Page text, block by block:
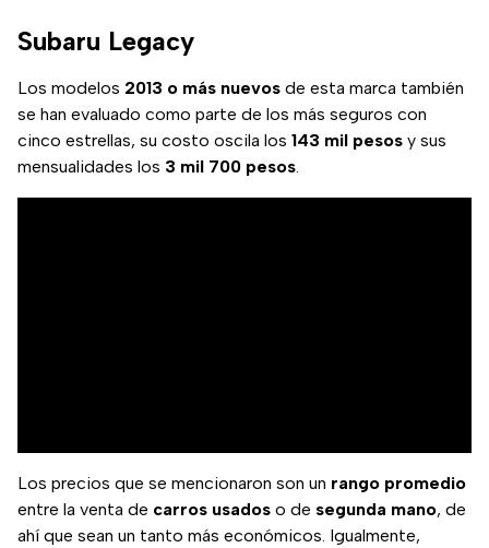
Subaru Legacy
Los modelos 2013 o más nuevos de esta marca también
se han evaluado como parte de los más seguros con
cinco estrellas, su costo oscila los 143 mil pesos y sus
mensualidades los 3 mil 700 pesos.
Los precios que se mencionaron son un rango promedio
entre la venta de carros usados o de segunda mano, de
ahí que sean un tanto más económicos. Igualmente,